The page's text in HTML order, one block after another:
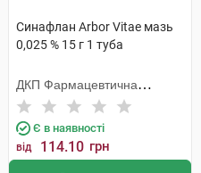
Синафлан Arbor Vitae мазь
0,025 % 15 г 1 туба
ДКП Фармацевтична
фабрика
Є в наявності
від 114.10 грн